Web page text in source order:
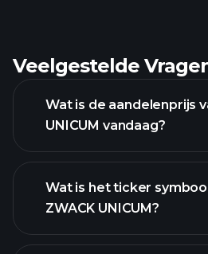
Veelgestelde
Wat is de aandelenprijs
UNICUM vandaag?
Wat is het ticker
ZWACK UNICUM?